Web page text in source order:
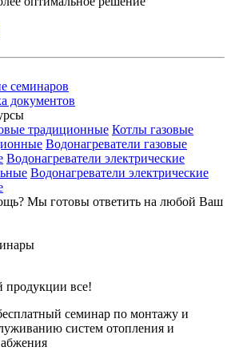
семинаров
документов
традиционные Котлы газовые
Водонагреватели газовые
Водонагреватели электрические
Водонагреватели электрические
Мы готовы ответить на любой Ваш
продукции все!
семинар по монтажу и
систем отопления и